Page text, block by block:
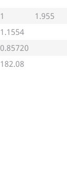
1
1.955
1.1554
0.85720
182.08